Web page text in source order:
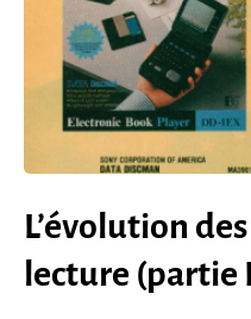
L’évolution
lecture (partie